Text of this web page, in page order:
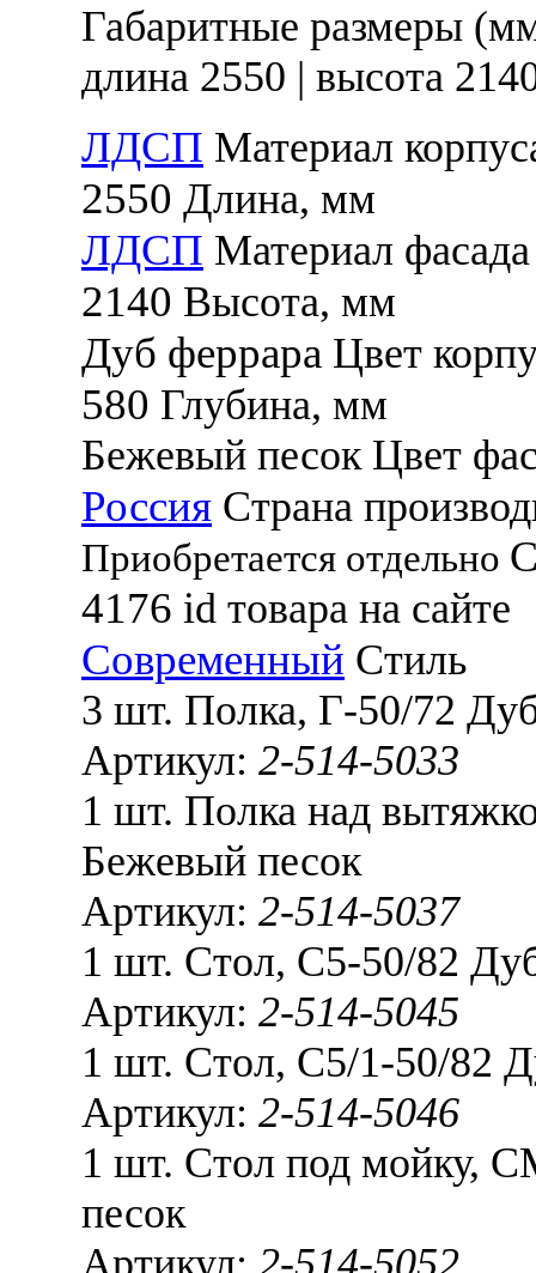
Габаритные размеры
длина 2550 | высота
ЛДСП Материал
2550 Длина, мм
ЛДСП Материал фасада
2140 Высота, мм
Дуб феррара Цвет
580 Глубина, мм
Бежевый песок Цвет
Россия Страна
Приобретается отдельно
4176 id товара на сайте
Современный Стиль
3 шт. Полка, Г-50/72
Артикул: 2-514-5033
1 шт. Полка над
Бежевый песок
Артикул: 2-514-5037
1 шт. Стол, С5-50/82
Артикул: 2-514-5045
1 шт. Стол, С5/1-50/82
Артикул: 2-514-5046
1 шт. Стол под мойку,
песок
Артикул: 2-514-5052